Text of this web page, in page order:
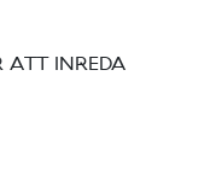
ATT INREDA